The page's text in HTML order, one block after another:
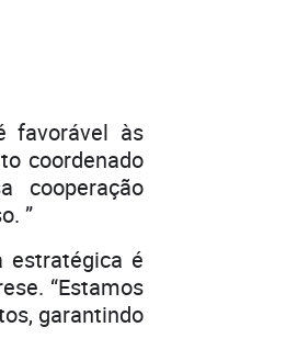
favorável às
coordenado
cooperação
”
estratégica é
“Estamos
garantindo